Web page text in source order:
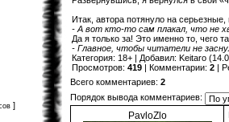
]
Итак, автора потянуло на
- А вот кто-то сам плакал, что не
Да я только за! Это именно то, чего
- Главное, чтобы читатели не
Категория: 18+ | Добавил: Keitaro
Просмотров: 419 | Комментарии: 2 |
Всего комментариев: 2
Порядок вывода комментариев:
PavloZlo